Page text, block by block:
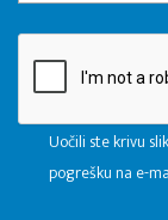
Uočili ste krivu
pogrešku na e-